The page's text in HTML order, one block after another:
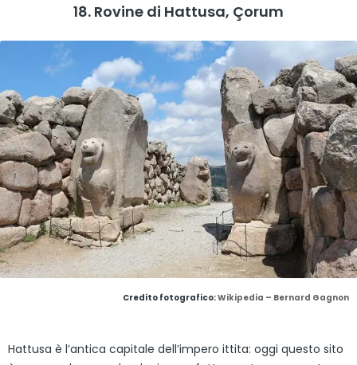
18. Rovine di Hattusa, Çorum
Credito fotografico:Wikipedia – Bernard Gagnon
Hattusa è l’antica capitale dell’impero ittita: oggi questo sito